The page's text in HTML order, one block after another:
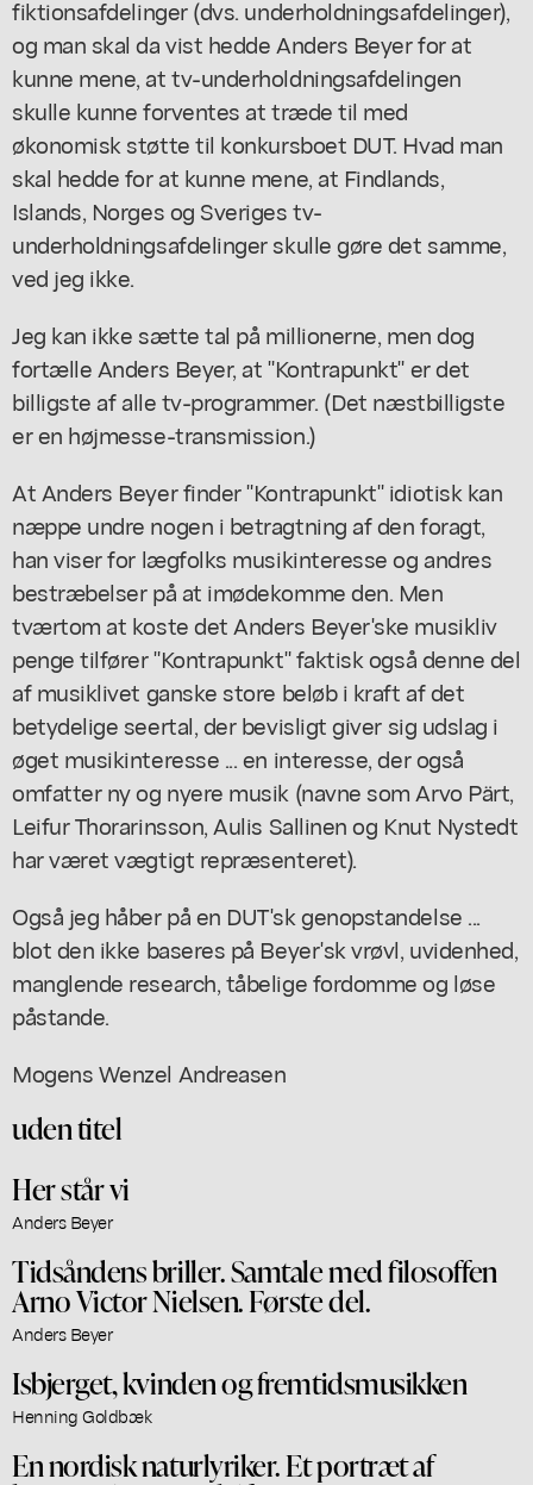
fiktionsafdelinger (dvs. underholdningsafdelinger),
og man skal da vist hedde Anders Beyer for at
kunne mene, at tv-underholdningsafdelingen
skulle kunne forventes at træde til med
økonomisk støtte til konkursboet DUT. Hvad man
skal hedde for at kunne mene, at Findlands,
Islands, Norges og Sveriges tv-
underholdningsafdelinger skulle gøre det samme,
ved jeg ikke.
Jeg kan ikke sætte tal på millionerne, men dog
fortælle Anders Beyer, at "Kontrapunkt" er det
billigste af alle tv-programmer. (Det næstbilligste
er en højmesse-transmission.)
At Anders Beyer finder "Kontrapunkt" idiotisk kan
næppe undre nogen i betragtning af den foragt,
han viser for lægfolks musikinteresse og andres
bestræbelser på at imødekomme den. Men
tværtom at koste det Anders Beyer'ske musikliv
penge tilfører "Kontrapunkt" faktisk også denne del
af musiklivet ganske store beløb i kraft af det
betydelige seertal, der bevisligt giver sig udslag i
øget musikinteresse ... en interesse, der også
omfatter ny og nyere musik (navne som Arvo Pärt,
Leifur Thorarinsson, Aulis Sallinen og Knut Nystedt
har været vægtigt repræsenteret).
Også jeg håber på en DUT'sk genopstandelse ...
blot den ikke baseres på Beyer'sk vrøvl, uvidenhed,
manglende research, tåbelige fordomme og løse
påstande.
Mogens Wenzel Andreasen
uden titel
Her står vi
Anders Beyer
Tidsåndens briller. Samtale med filosoffen
Arno Victor Nielsen. Første del.
Anders Beyer
Isbjerget, kvinden og fremtidsmusikken
Henning Goldbæk
En nordisk naturlyriker. Et portræt af